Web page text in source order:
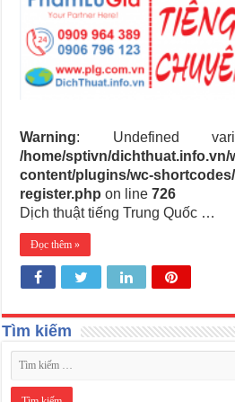
Warning: Undefined
/home/sptivn/dichthuat.info.vn/
content/plugins/wc-
register.php on line726
Dịch thuật tiếng Trung Quốc …
Đọc thêm »
Tìm kiếm